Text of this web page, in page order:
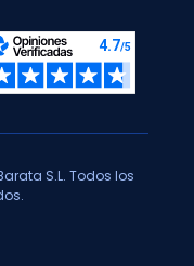
S.L. Todos los